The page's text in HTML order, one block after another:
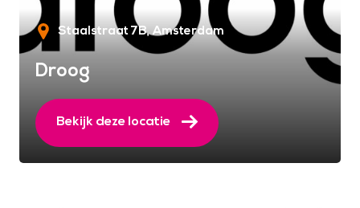
Staalstraat 7B Amsterdam
Droog
Bekijk deze locatie